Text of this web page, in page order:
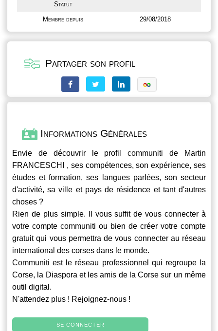
Statut
Membre depuis 29/08/2018
Partager son profil
Informations Générales
Envie de découvrir le profilcommuniti de Martin
FRANCESCHI , ses compétences, son expérience, ses
études et formation, ses langues parlées, son secteur
d'activité, sa ville et pays de résidence et tant d'autres
choses ?
Rien de plus simple. Il vous suffit de vous connecter à
votre compte communiti ou bien de créer votre compte
gratuit qui vous permettra de vous connecter au réseau
international des corses dans le monde.
Communiti est le réseau professionnel qui regroupe la
Corse, la Diaspora et les amis de la Corse sur un même
outil digital.
N'attendez plus ! Rejoignez-nous !
SE CONNECTER